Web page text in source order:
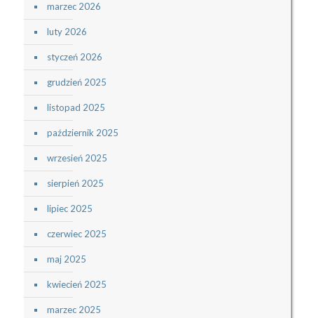
marzec 2026
luty 2026
styczeń 2026
grudzień 2025
listopad 2025
październik 2025
wrzesień 2025
sierpień 2025
lipiec 2025
czerwiec 2025
maj 2025
kwiecień 2025
marzec 2025